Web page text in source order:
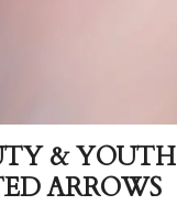
& YOUTH
ARROWS